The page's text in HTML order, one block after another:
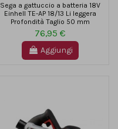
Sega a gattuccio a batteria 18V
Einhell TE-AP 18/13 Li leggera
Profondità Taglio 50 mm
76,95 €
Aggiungi